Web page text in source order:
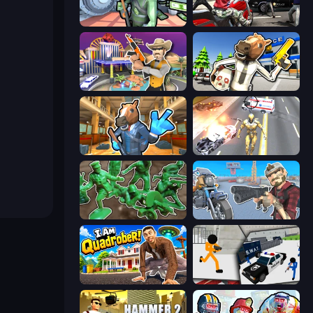
Bank Robbery Grand Action Simulator: New York
Casino Robbery Bank Robbery: Escape
Bank Robbery 2
Soldiers - Capture and Control! Shoot and Drive
I Am Quadrober! Stickman Prison: Counter Assault